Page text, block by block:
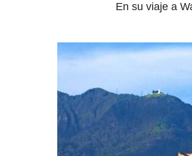
En su viaje a